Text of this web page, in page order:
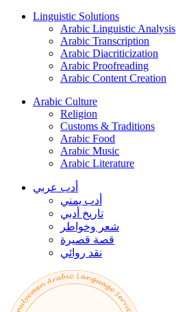
Linguistic Solutions
Arabic Linguistic Analysis
Arabic Transcription
Arabic Diacriticization
Arabic Proofreading
Arabic Content Creation
Arabic Culture
Religion
Customs & Traditions
Arabic Food
Arabic Music
Arabic Literature
أدب عربي
أدب يمني
تاريخ أدبي
شعر وخواطر
قصة قصيرة
نقد روائي